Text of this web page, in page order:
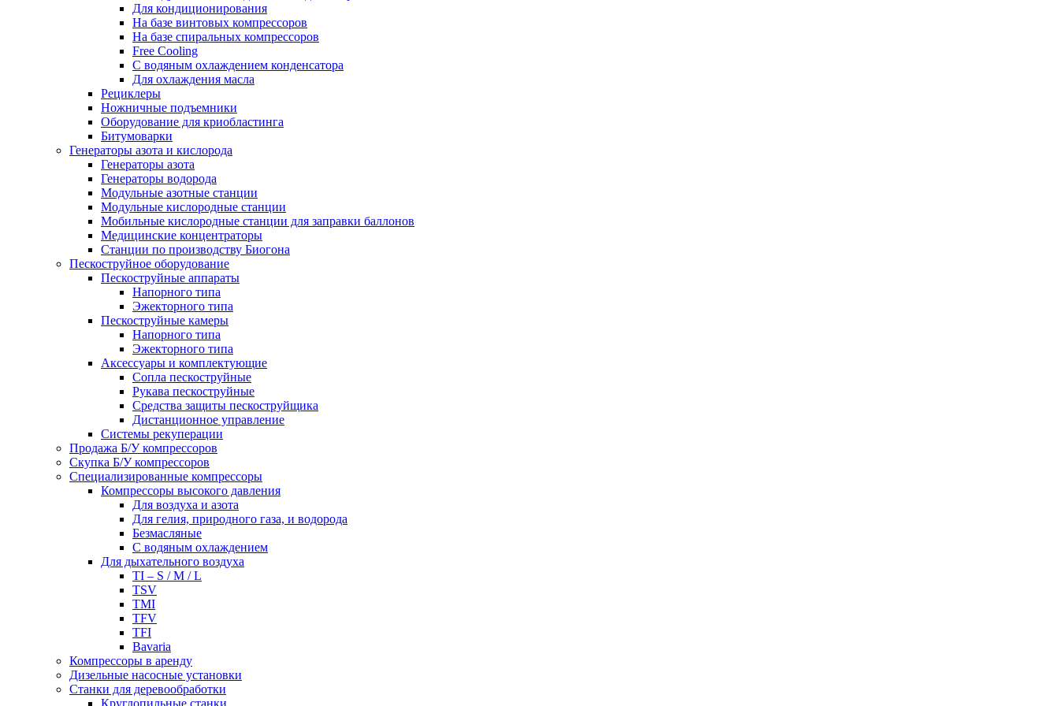
Для кондиционирования
На базе винтовых компрессоров
На базе спиральных компрессоров
Free Cooling
С водяным охлаждением конденсатора
Для охлаждения масла
Рециклеры
Ножничные подъемники
Оборудование для криобластинга
Битумоварки
Генераторы азота и кислорода
Генераторы азота
Генераторы водорода
Модульные азотные станции
Модульные кислородные станции
Мобильные кислородные станции для заправки баллонов
Медицинские концентраторы
Станции по производству Биогона
Пескоструйное оборудование
Пескоструйные аппараты
Напорного типа
Эжекторного типа
Пескоструйные камеры
Напорного типа
Эжекторного типа
Аксессуары и комплектующие
Сопла пескоструйные
Рукава пескоструйные
Средства защиты пескоструйщика
Дистанционное управление
Системы рекуперации
Продажа Б/У компрессоров
Скупка Б/У компрессоров
Специализированные компрессоры
Компрессоры высокого давления
Для воздуха и азота
Для гелия, природного газа, и водорода
Безмасляные
С водяным охлаждением
Для дыхательного воздуха
TI – S / M / L
TSV
TMI
TFV
TFI
Bavaria
Компрессоры в аренду
Дизельные насосные установки
Станки для деревообработки
Круглопильные станки